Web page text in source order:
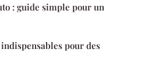
: guide simple pour un
pour des